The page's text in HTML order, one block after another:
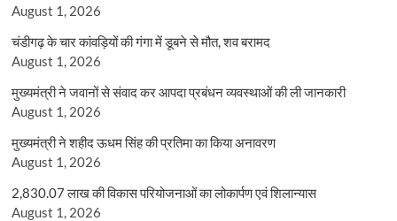
August 1, 2026
चंडीगढ़ के चार कांवड़ियों की गंगा में डूबने से मौत, शव बरामद
August 1, 2026
मुख्यमंत्री ने जवानों से संवाद कर आपदा प्रबंधन व्यवस्थाओं की ली जानकारी
August 1, 2026
मुख्यमंत्री ने शहीद ऊधम सिंह की प्रतिमा का किया अनावरण
August 1, 2026
2,830.07 लाख की विकास परियोजनाओं का लोकार्पण एवं शिलान्यास
August 1, 2026